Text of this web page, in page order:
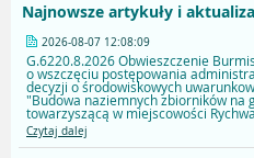
Najnowsze artykuły i
2026-08-07 12:08:09
G.6220.8.2026 Obwieszczenie
o wszczęciu postępowania
decyzji o środowiskowych
"Budowa naziemnych zbiorników na
towarzyszącą w miejscowości
Czytaj dalej